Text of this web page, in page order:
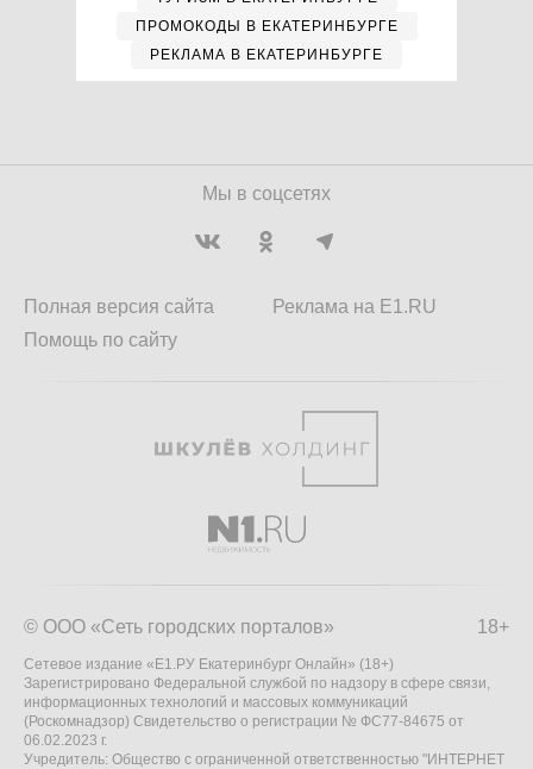
ПРОМОКОДЫ В ЕКАТЕРИНБУРГЕ
РЕКЛАМА В ЕКАТЕРИНБУРГЕ
Мы в соцсетях
Полная версия сайта
Помощь по сайту
Реклама на E1.RU
18+
© ООО «Сеть городских порталов»
Сетевое издание «Е1.РУ Екатеринбург Онлайн» (18+)
Зарегистрировано Федеральной службой по надзору в сфере связи,
информационных технологий и массовых коммуникаций
(Роскомнадзор) Свидетельство о регистрации № ФС77-84675 от
06.02.2023 г.
Учредитель: Общество с ограниченной ответственностью "ИНТЕРНЕТ